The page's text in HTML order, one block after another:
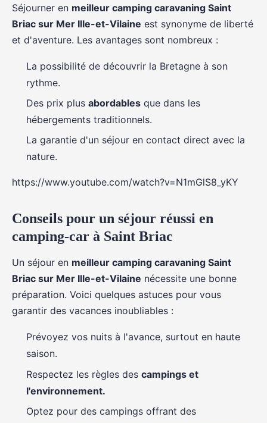
Séjourner en meilleur camping caravaning Saint
Briac sur Mer Ille-et-Vilaine est synonyme de liberté
et d'aventure. Les avantages sont nombreux :
La possibilité de découvrir la Bretagne à son
rythme.
Des prix plus abordables que dans les
hébergements traditionnels.
La garantie d'un séjour en contact direct avec la
nature.
https://www.youtube.com/watch?v=N1mGlS8_yKY
Conseils pour un séjour réussi en
camping-car à Saint Briac
Un séjour en meilleur camping caravaning Saint
Briac sur Mer Ille-et-Vilaine nécessite une bonne
préparation. Voici quelques astuces pour vous
garantir des vacances inoubliables :
Prévoyez vos nuits à l'avance, surtout en haute
saison.
Respectez les règles des campings et
l'environnement.
Optez pour des campings offrant des